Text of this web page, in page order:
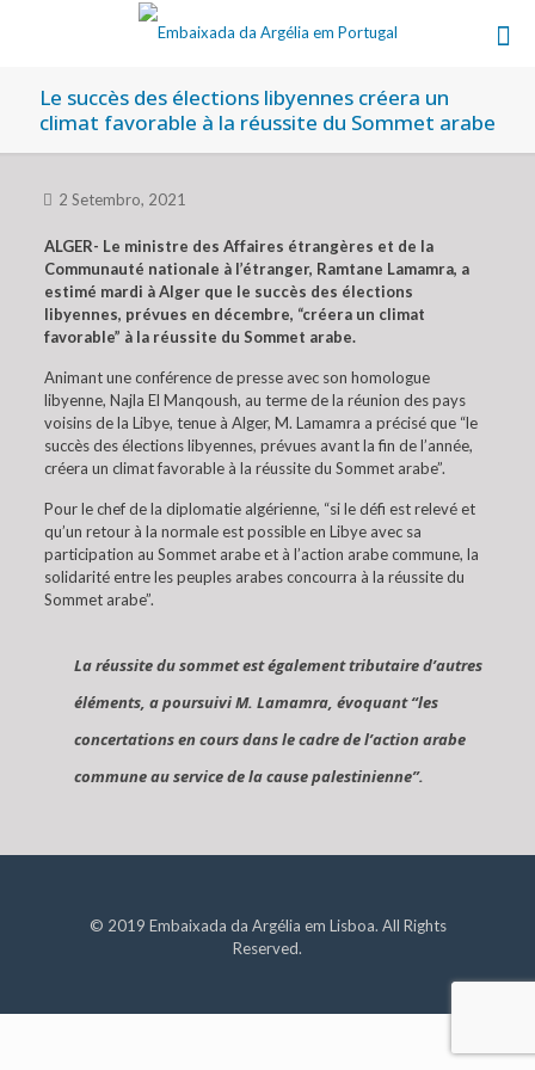
Le succès des élections libyennes créera un
climat favorable à la réussite du Sommet arabe
2 Setembro, 2021
ALGER- Le ministre des Affaires étrangères et de la
Communauté nationale à l’étranger, Ramtane Lamamra, a
estimé mardi à Alger que le succès des élections
libyennes, prévues en décembre, “créera un climat
favorable” à la réussite du Sommet arabe.
Animant une conférence de presse avec son homologue
libyenne, Najla El Manqoush, au terme de la réunion des pays
voisins de la Libye, tenue à Alger, M. Lamamra a précisé que “le
succès des élections libyennes, prévues avant la fin de l’année,
créera un climat favorable à la réussite du Sommet arabe”.
Pour le chef de la diplomatie algérienne, “si le défi est relevé et
qu’un retour à la normale est possible en Libye avec sa
participation au Sommet arabe et à l’action arabe commune, la
solidarité entre les peuples arabes concourra à la réussite du
Sommet arabe”.
La réussite du sommet est également tributaire d’autres
éléments, a poursuivi M. Lamamra, évoquant “les
concertations en cours dans le cadre de l’action arabe
commune au service de la cause palestinienne”.
© 2019 Embaixada da Argélia em Lisboa. All Rights
Reserved.